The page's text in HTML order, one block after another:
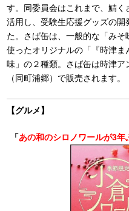
す。同委員会はこれまで、鯖く
活用し、受験生応援グッズの
た。さば缶は、一般的な「み
使ったオリジナルの「『時津
味」の２種類。さば缶は時津ア
（同町浦郷）で販売されます。
【グルメ】
「あの和のシロノワールが3